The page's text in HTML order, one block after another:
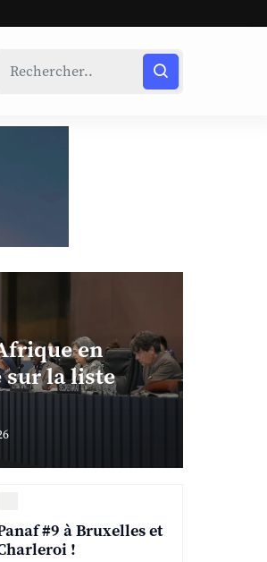
en
sur la liste
#9 à Bruxelles et
!